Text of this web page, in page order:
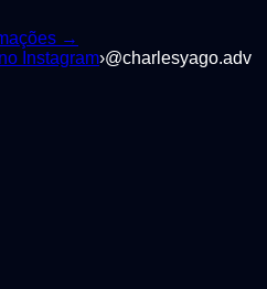
→
no Instagram›@charlesyago.adv